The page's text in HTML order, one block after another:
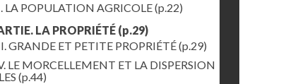
LA POPULATION AGRICOLE(p.22)
LA PROPRIÉTÉ (p.29)
GRANDE ET PETITE PROPRIÉTÉ(p.29)
LE MORCELLEMENT ET LA DISPERSION
(p.44)